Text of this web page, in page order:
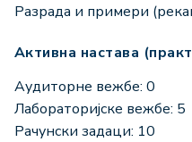
Разрада и примери
Активна настава
Аудиторне вежбе: 0
Лабораторијске вежбе: 5
Рачунски задаци: 10